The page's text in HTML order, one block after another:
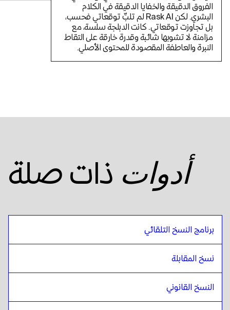
النبرة والعاطفة المقصودة للمحتوى الأصلي.
أدوات ذات صلة
برنامج النسخ التلقائي
نسخ المقابلة
النسخ القانوني